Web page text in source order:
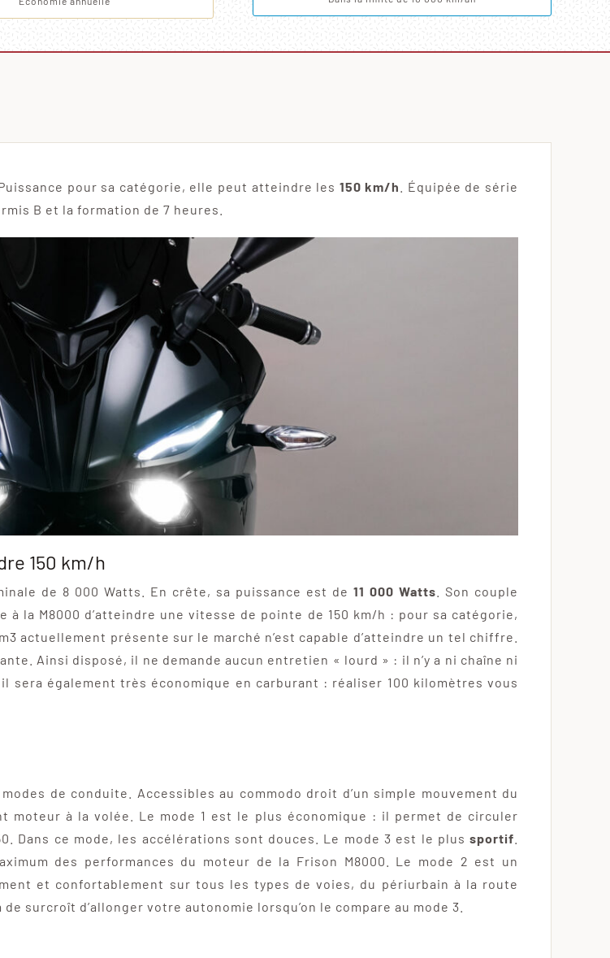
pour sa catégorie, elle peut atteindre les 150 km/h
. Équipée de série
B et la formation de 7 heures.
150 km/h
de 8 000 Watts. En crête, sa puissance est de11 000 Watts . Son couple
à la M8000 d’atteindre une vitesse de pointe de 150 km/h : pour sa catégorie,
actuellement présente sur le marché n’est capable d’atteindre un tel chiffre.
Ainsi disposé, il ne demande aucun entretien « lourd » : il n’y a ni chaîne ni
sera également très économique en carburant : réaliser 100 kilomètres vous
de conduite. Accessibles au commodo droit d’un simple mouvement du
moteur à la volée. Le mode 1 est le plus économique : il permet de circuler
Dans ce mode, les accélérations sont douces. Le mode 3 est le plussportif
des performances du moteur de la Frison M8000. Le mode 2 est un
et confortablement sur tous les types de voies, du périurbain à la route
surcroît d’allonger votre autonomie lorsqu’on le compare au mode 3.